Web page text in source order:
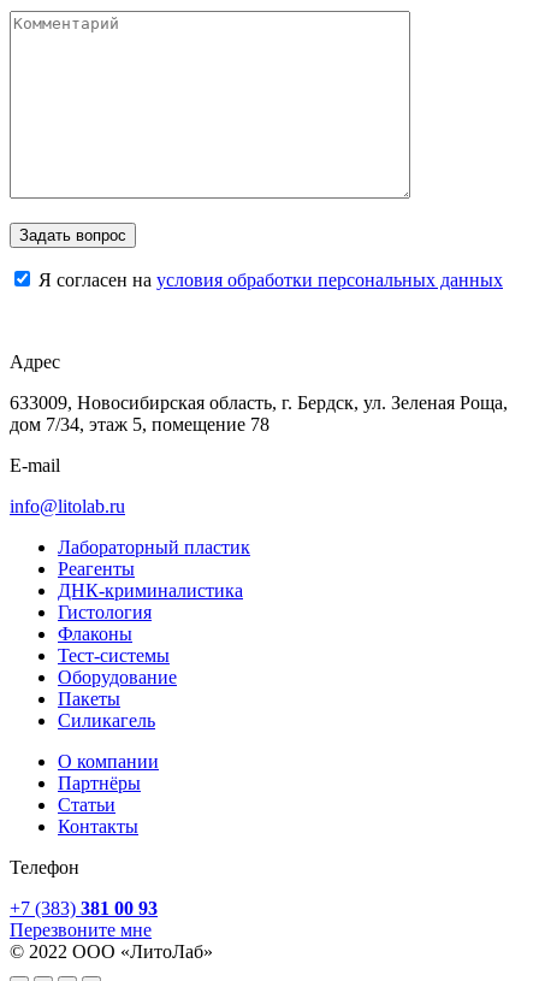
Я согласен на условия обработки персональных данных
Адрес
633009, Новосибирская область, г. Бердск, ул. Зеленая Роща,
дом 7/34, этаж 5, помещение 78
E-mail
info@litolab.ru
Лабораторный пластик
Реагенты
ДНК-криминалистика
Гистология
Флаконы
Тест-системы
Оборудование
Пакеты
Силикагель
О компании
Партнёры
Статьи
Контакты
Телефон
+7 (383) 381 00 93
Перезвоните мне
© 2022 ООО «ЛитоЛаб»